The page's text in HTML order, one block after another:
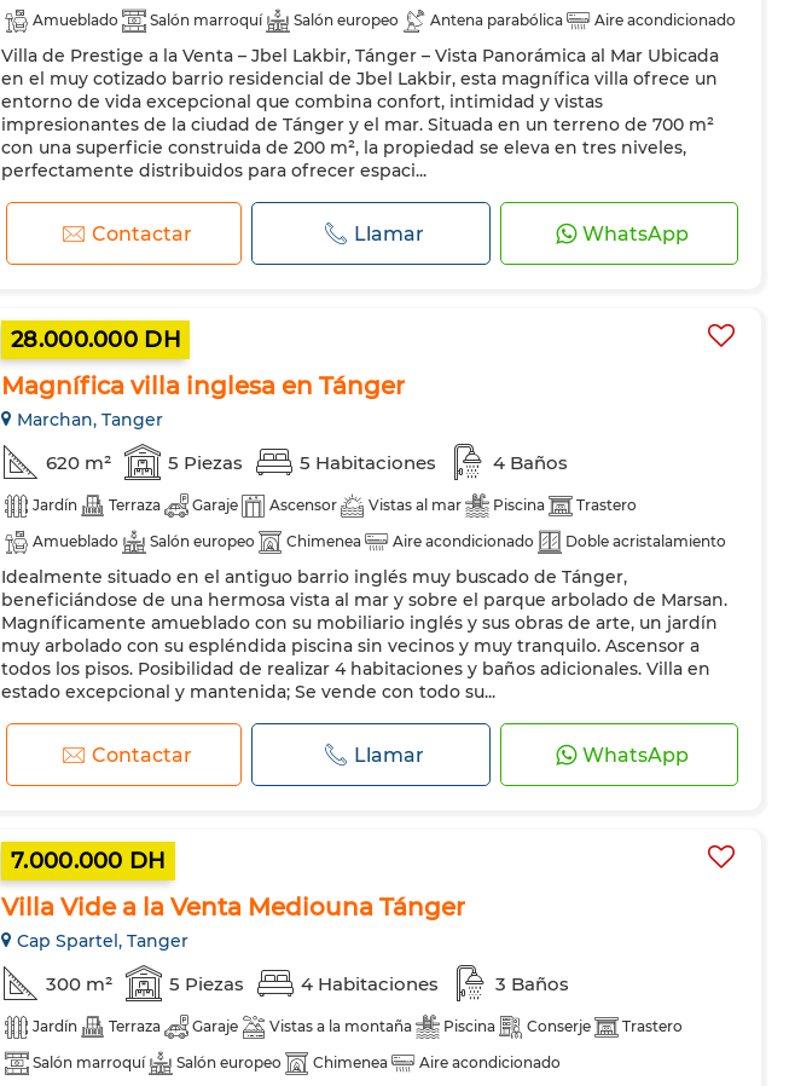
Amueblado
Salón marroquí Salón europeo Antena parabólica
Aire acondicionado
Calefacción
Sistema de seguridad Doble acristalamiento
Puerta blindada
Cocina equipada
Refrigerador Horno Lavadora Microondas
Villa de Prestige a la Venta – Jbel Lakbir, Tánger – Vista Panorámica al Mar Ubicada
en el muy cotizado barrio residencial de Jbel Lakbir, esta magnífica villa ofrece un
entorno de vida excepcional que combina confort, intimidad y vistas
impresionantes de la ciudad de Tánger y el mar. Situada en un terreno de 700 m²
con una superficie construida de 200 m², la propiedad se eleva en tres niveles,
perfectamente distribuidos para ofrecer espaci...
Contactar Llamar WhatsApp
28.000.000 DH
Magnífica villa inglesa en Tánger
Marchan, Tanger
620 m² 5 Piezas 5 Habitaciones 4 Baños
Jardín Terraza Garaje Ascensor Vistas al mar Piscina
Trastero
Amueblado
Salón europeo Chimenea Aire acondicionado
Doble acristalamiento
Cocina equipada
Refrigerador Horno Lavadora Microondas
Idealmente situado en el antiguo barrio inglés muy buscado de Tánger,
beneficiándose de una hermosa vista al mar y sobre el parque arbolado de Marsan.
Magníficamente amueblado con su mobiliario inglés y sus obras de arte, un jardín
muy arbolado con su espléndida piscina sin vecinos y muy tranquilo. Ascensor a
todos los pisos. Posibilidad de realizar 4 habitaciones y baños adicionales. Villa en
estado excepcional y mantenida; Se vende con todo su...
Contactar Llamar WhatsApp
7.000.000 DH
Villa Vide a la Venta Mediouna Tánger
Cap Spartel, Tanger
300 m² 5 Piezas 4 Habitaciones 3 Baños
Jardín Terraza Garaje Vistas a la montaña Piscina Conserje
Trastero
Salón marroquí
Salón europeo Chimenea
Aire acondicionado